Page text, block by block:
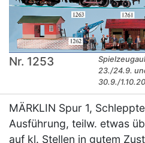
Nr. 1253
23./24.9.
30.9./
MÄRKLIN Spur 1,
Ausführung, teilw. etwas
auf kl. Stellen in gutem